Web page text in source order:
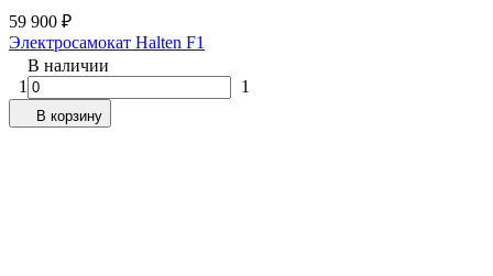
59 900 ₽
Электросамокат Halten F1
В наличии
1
1
В корзину